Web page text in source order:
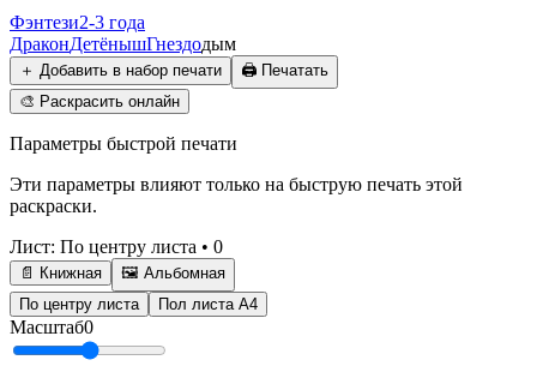
Фэнтези2-3 года
ДраконДетёнышГнездодым
＋ Добавить в набор печати 🖨️ Печатать
🎨 Раскрасить онлайн
Параметры быстрой печати
Эти параметры влияют только на быструю печать этой
раскраски.
Лист: По центру листа • 0
📄 Книжная
🖼️ Альбомная
По центру листа
Пол листа А4
Масштаб0